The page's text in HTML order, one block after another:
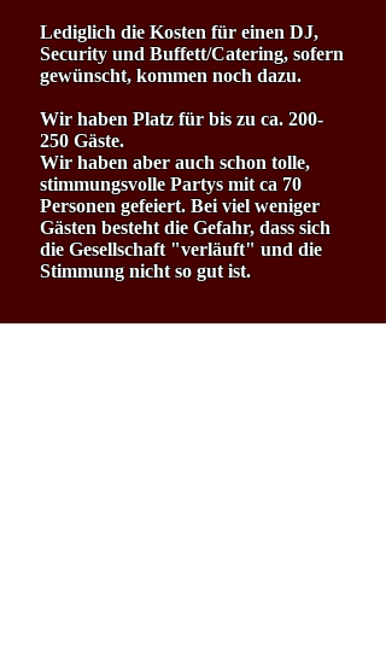
Lediglich die Kosten für einen DJ,
Security und Buffett/Catering, sofern
gewünscht, kommen noch dazu.
Wir haben Platz für bis zu ca. 200-
250 Gäste.
Wir haben aber auch schon tolle,
stimmungsvolle Partys mit ca 70
Personen gefeiert. Bei viel weniger
Gästen besteht die Gefahr, dass sich
die Gesellschaft "verläuft" und die
Stimmung nicht so gut ist.